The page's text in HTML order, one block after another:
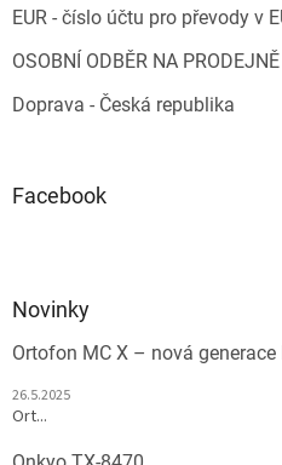
EUR - číslo účtu pro převody v
OSOBNÍ ODBĚR NA PRODEJNĚ
Doprava - Česká republika
Facebook
Novinky
Ortofon MC X – nová generace
26.5.2025
Ort...